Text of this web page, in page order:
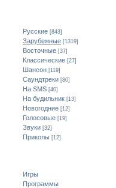
Русские [843]
Зарубежные [1319]
Восточные [37]
Классические [27]
Шансон [119]
Саундтреки [80]
На SMS [40]
На будильник [13]
Новогодние [12]
Голосовые [19]
Звуки [32]
Приколы [12]
Игры
Программы